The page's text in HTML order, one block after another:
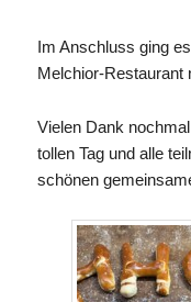
Im Anschluss ging
Melchior-Restaurant
Vielen Dank
tollen Tag und alle
schönen